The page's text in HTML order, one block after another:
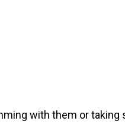
with them or taking